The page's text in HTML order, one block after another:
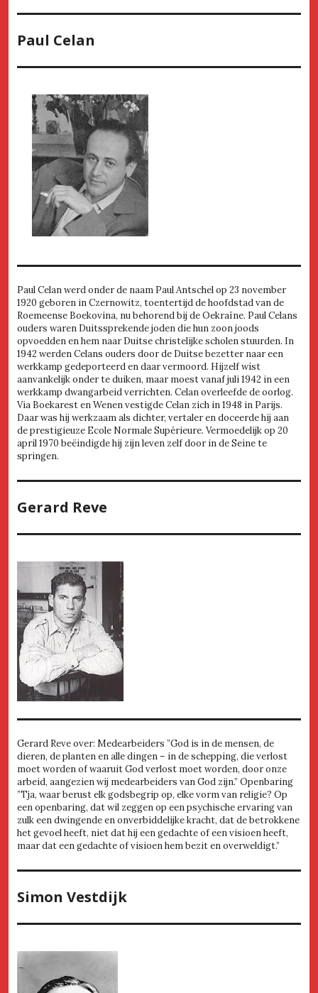
Paul Celan
Paul Celan werd onder de naam Paul Antschel op 23 november
1920 geboren in Czernowitz, toentertijd de hoofdstad van de
Roemeense Boekovina, nu behorend bij de Oekraïne. Paul Celans
ouders waren Duitssprekende joden die hun zoon joods
opvoedden en hem naar Duitse christelijke scholen stuurden. In
1942 werden Celans ouders door de Duitse bezetter naar een
werkkamp gedeporteerd en daar vermoord. Hijzelf wist
aanvankelijk onder te duiken, maar moest vanaf juli 1942 in een
werkkamp dwangarbeid verrichten. Celan overleefde de oorlog.
Via Boekarest en Wenen vestigde Celan zich in 1948 in Parijs.
Daar was hij werkzaam als dichter, vertaler en doceerde hij aan
de prestigieuze Ecole Normale Supérieure. Vermoedelijk op 20
april 1970 beëindigde hij zijn leven zelf door in de Seine te
springen.
Gerard Reve
Gerard Reve over: Medearbeiders ”God is in de mensen, de
dieren, de planten en alle dingen – in de schepping, die verlost
moet worden of waaruit God verlost moet worden, door onze
arbeid, aangezien wij medearbeiders van God zijn.” Openbaring
”Tja, waar berust elk godsbegrip op, elke vorm van religie? Op
een openbaring, dat wil zeggen op een psychische ervaring van
zulk een dwingende en onverbiddelijke kracht, dat de betrokkene
het gevoel heeft, niet dat hij een gedachte of een visioen heeft,
maar dat een gedachte of visioen hem bezit en overweldigt.”
Simon Vestdijk